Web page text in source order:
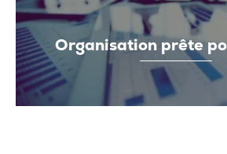
Organisation prête